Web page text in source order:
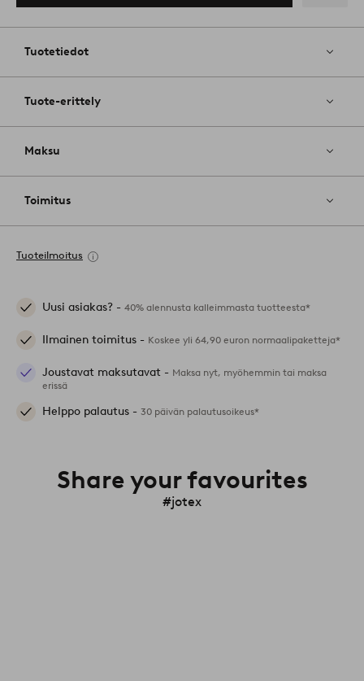
Tuotetiedot
Tuote-erittely
Maksu
Toimitus
Tuoteilmoitus
Uusi asiakas? - 40% alennusta kalleimmasta tuotteesta*
Ilmainen toimitus - Koskee yli 64,90 euron normaalipaketteja*
Joustavat maksutavat - Maksa nyt, myöhemmin tai maksa
erissä
Helppo palautus - 30 päivän palautusoikeus*
Share your favourites
#jotex